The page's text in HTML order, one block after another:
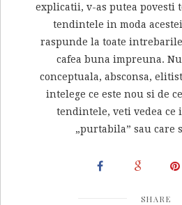
explicatii, v-as putea povesti
tendintele in moda
raspunde la toate
cafea buna impreuna.
conceptuala, absconsa,
intelege ce este nou si de
tendintele, veti vedea ce
„purtabila” sau care
SHARE